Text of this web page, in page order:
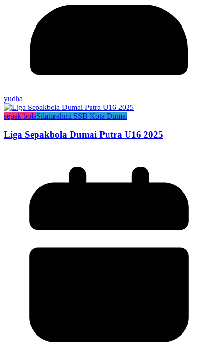
yudha
sepak bolaSilaturahmi SSB Kota Dumai
Liga Sepakbola Dumai Putra U16 2025